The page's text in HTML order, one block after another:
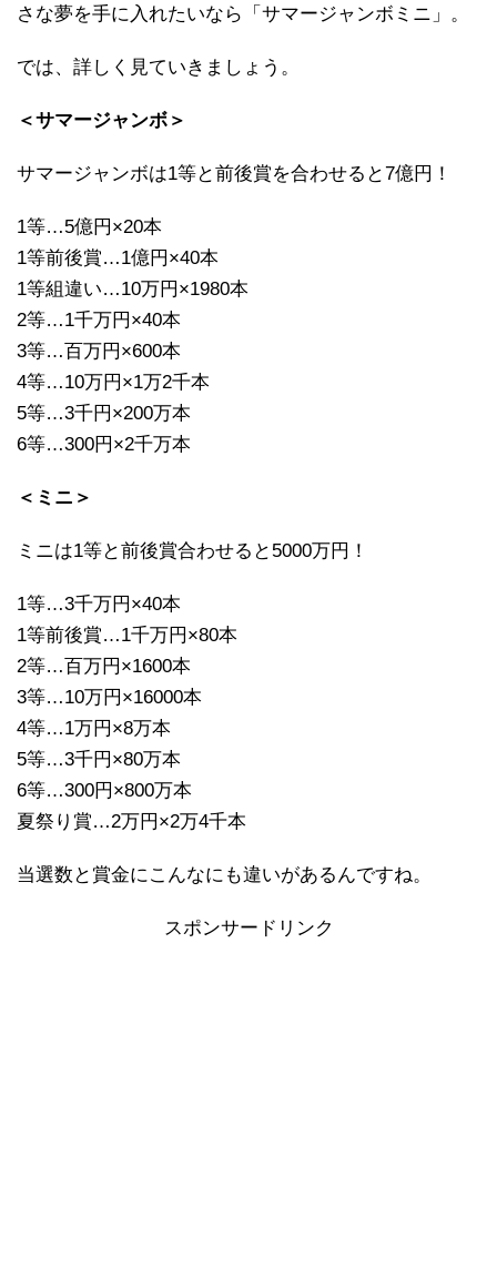
さな夢を手に入れたいなら「サマージャンボミニ」。
では、詳しく見ていきましょう。
＜サマージャンボ＞
サマージャンボは1等と前後賞を合わせると7億円！
1等…5億円×20本
1等前後賞…1億円×40本
1等組違い…10万円×1980本
2等…1千万円×40本
3等…百万円×600本
4等…10万円×1万2千本
5等…3千円×200万本
6等…300円×2千万本
＜ミニ＞
ミニは1等と前後賞合わせると5000万円！
1等…3千万円×40本
1等前後賞…1千万円×80本
2等…百万円×1600本
3等…10万円×16000本
4等…1万円×8万本
5等…3千円×80万本
6等…300円×800万本
夏祭り賞…2万円×2万4千本
当選数と賞金にこんなにも違いがあるんですね。
スポンサードリンク